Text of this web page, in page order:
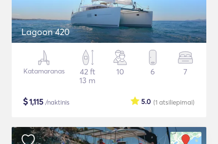
Lagoon 420
Katamaranas
42 ft
13 m
10 6 7
$1,115 /naktinis (1 atsiliepimai)
5.0